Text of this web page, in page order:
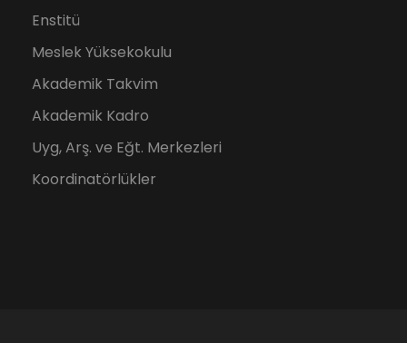
Enstitü
Meslek Yüksekokulu
Akademik Takvim
Akademik Kadro
Uyg, Arş. ve Eğt. Merkezleri
Koordinatörlükler